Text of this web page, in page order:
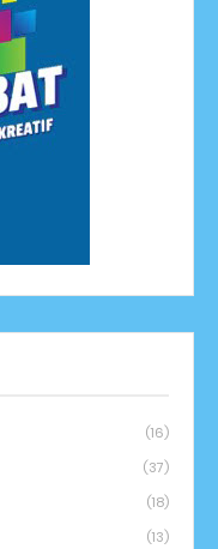
(16)
(37)
(18)
(13)